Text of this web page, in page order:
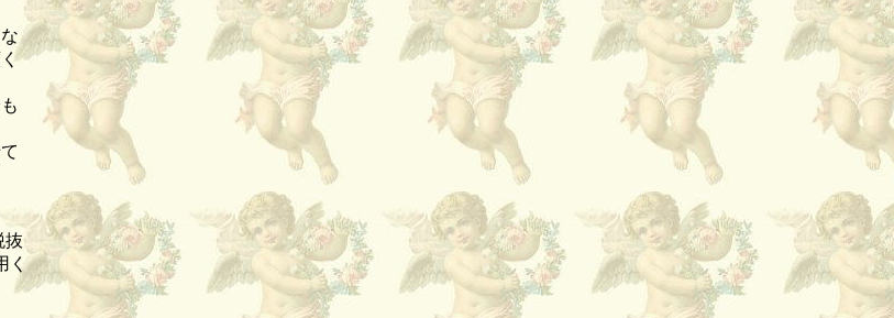
抜
く